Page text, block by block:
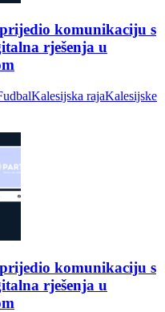
komunikaciju s
rješenja u
Kalesijska rajaKalesijske
komunikaciju s
rješenja u